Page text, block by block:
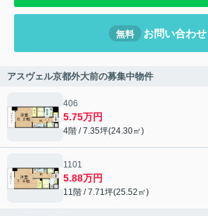
無料 お問い合わせ
アスヴェル京都外大前の募集中物件
406
5.75万円
4階 / 7.35坪(24.30㎡)
1101
5.88万円
11階 / 7.71坪(25.52㎡)